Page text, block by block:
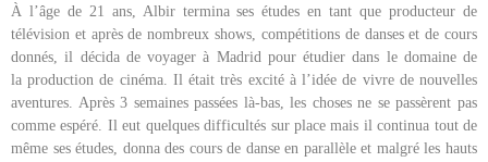
À l’âge de 21 ans, Albir termina ses études en tant que producteur de
télévision et après de nombreux shows, compétitions de danses et de cours
donnés, il décida de voyager à Madrid pour étudier dans le domaine de
la production de cinéma. Il était très excité à l’idée de vivre de nouvelles
aventures. Après 3 semaines passées là-bas, les choses ne se passèrent pas
comme espéré. Il eut quelques difficultés sur place mais il continua tout de
même ses études, donna des cours de danse en parallèle et malgré les hauts